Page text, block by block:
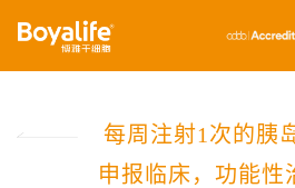
首页 什么是干细胞
前沿动态
每周注射1次的胰岛素在我国申报临床
每周注射1次的胰
申报临床，功能性